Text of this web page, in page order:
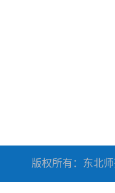
版权所有：东北